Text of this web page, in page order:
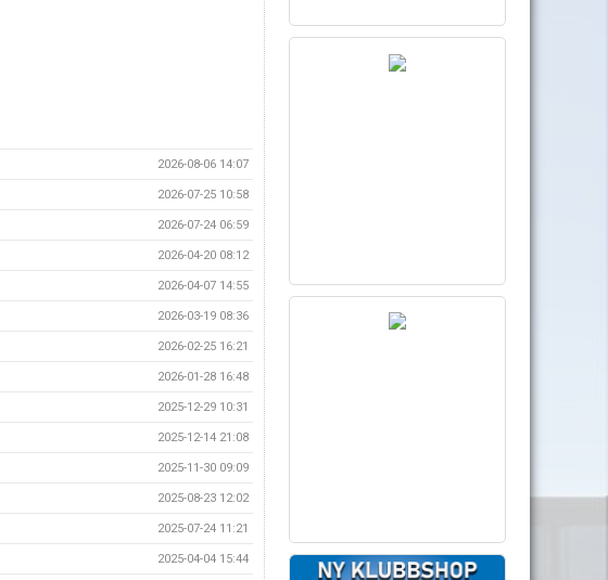
2026-08-06 14:07
2026-07-25 10:58
2026-07-24 06:59
2026-04-20 08:12
2026-04-07 14:55
2026-03-19 08:36
2026-02-25 16:21
2026-01-28 16:48
2025-12-29 10:31
2025-12-14 21:08
2025-11-30 09:09
2025-08-23 12:02
2025-07-24 11:21
2025-04-04 15:44